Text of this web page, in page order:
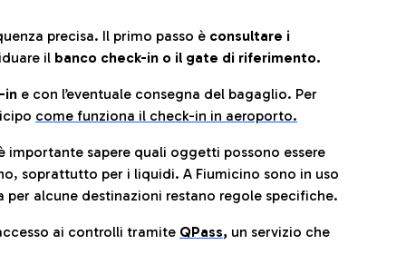
precisa. Il primo passo è consultare i
il banco check-in o il gate di riferimento.
in e con l’eventuale consegna del bagaglio. Per
o come funziona il check-in in aeroporto.
importante sapere quali oggetti possono essere
soprattutto per i liquidi. A Fiumicino sono in uso
alcune destinazioni restano regole specifiche.
ai controlli tramite QPass, un servizio che